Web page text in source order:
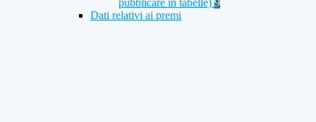
pubblicare in tabelle) 9
Dati relativi ai premi